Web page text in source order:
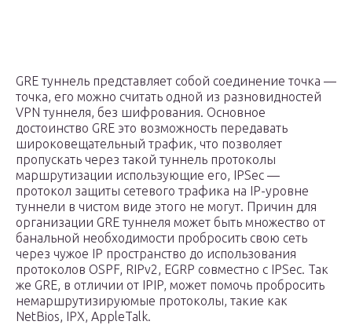
GRE туннель представляет собой соединение точка —
точка, его можно считать одной из разновидностей
VPN туннеля, без шифрования. Основное
достоинство GRE это возможность передавать
широковещательный трафик, что позволяет
пропускать через такой туннель протоколы
маршрутизации использующие его, IPSec —
протокол защиты сетевого трафика на IP-уровне
туннели в чистом виде этого не могут. Причин для
организации GRE туннеля может быть множество от
банальной необходимости пробросить свою сеть
через чужое IP пространство до использования
протоколов OSPF, RIPv2, EGRP совместно с IPSec. Так
же GRE, в отличии от IPIP, может помочь пробросить
немаршрутизируюмые протоколы, такие как
NetBios, IPX, AppleTalk.